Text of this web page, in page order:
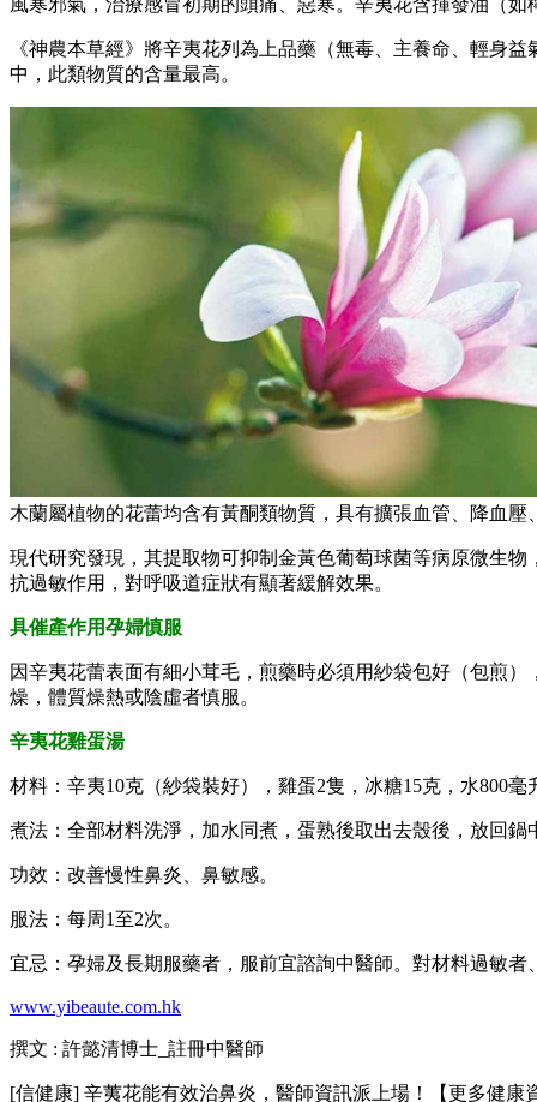
風寒邪氣，治療感冒初期的頭痛、惡寒。辛夷花含揮發油（
《神農本草經》將辛夷花列為上品藥（無毒、主養命、輕身
中，此類物質的含量最高。
木蘭屬植物的花蕾均含有黃酮類物質，具有擴張血管、降血壓
現代研究發現，其提取物可抑制金黃色葡萄球菌等病原微生
抗過敏作用，對呼吸道症狀有顯著緩解效果。
具催產作用孕婦慎服
因辛夷花蕾表面有細小茸毛，煎藥時必須用紗袋包好（包煎
燥，體質燥熱或陰虛者慎服。
辛夷花雞蛋湯
材料：辛夷10克（紗袋裝好），雞蛋2隻，冰糖15克，水800毫
煮法：全部材料洗淨，加水同煮，蛋熟後取出去殼後，放回鍋
功效：改善慢性鼻炎、鼻敏感。
服法：每周1至2次。
宜忌：孕婦及長期服藥者，服前宜諮詢中醫師。對材料過敏者
www.yibeaute.com.hk
撰文 : 許懿清博士_註冊中醫師
[信健康] 辛荑花能有效治鼻炎，醫師資訊派上場！【更多健康